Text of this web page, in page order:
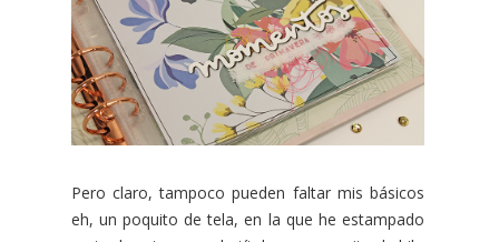
Pero claro, tampoco pueden faltar mis básicos
eh, un poquito de tela, en la que he estampado